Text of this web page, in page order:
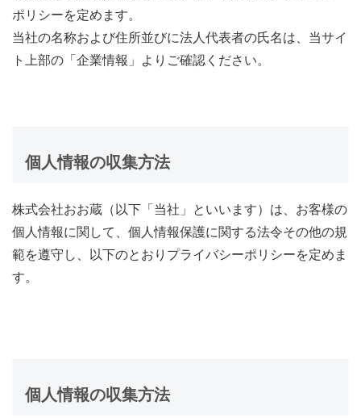
ポリシーを定めます。
当社の名称および住所並びに法人代表者の氏名は、当サイ
ト上部の「企業情報」よりご確認ください。
個人情報の収集方法
株式会社おお蔵（以下「当社」といいます）は、お客様の
個人情報に関して、個人情報保護に関する法令その他の規
範を遵守し、以下のとおりプライバシーポリシーを定めま
す。
個人情報の収集方法